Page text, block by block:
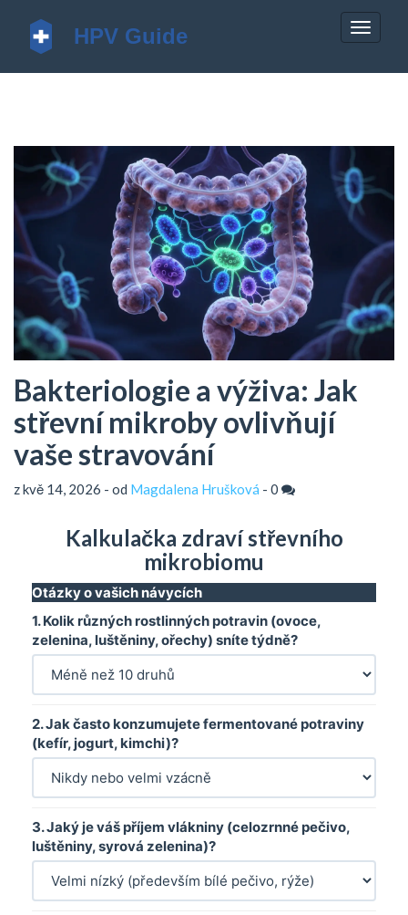
Bakteriologie a výživa: Jak
střevní mikroby ovlivňují
vaše stravování
z kvě 14, 2026 - od Magdalena Hrušková - 0
Kalkulačka zdraví střevního
mikrobiomu
Otázky o vašich návycích
1. Kolik různých rostlinných potravin (ovoce,
zelenina, luštěniny, ořechy) sníte týdně?
2. Jak často konzumujete fermentované potraviny
(kefír, jogurt, kimchi)?
3. Jaký je váš příjem vlákniny (celozrnné pečivo,
luštěniny, syrová zelenina)?